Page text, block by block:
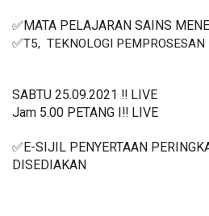
✅MATA PELAJARAN SAINS
✅T5,  TEKNOLOGI
SABTU 25.09.2021 ‼️ LIVE
Jam 5.00 PETANG I‼️ LIVE
✅E-SIJIL PENYERTAAN
DISEDIAKAN